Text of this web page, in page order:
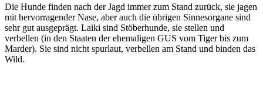
Die Hunde finden nach der Jagd immer zum Stand zurück, sie jagen
mit hervorragender Nase, aber auch die übrigen Sinnesorgane sind
sehr gut ausgeprägt. Laiki sind Stöberhunde, sie stellen und
verbellen (in den Staaten der ehemaligen GUS vom Tiger bis zum
Marder). Sie sind nicht spurlaut, verbellen am Stand und binden das
Wild.